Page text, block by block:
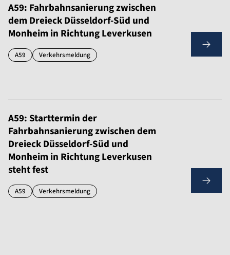
A59: Fahrbahnsanierung zwischen
dem Dreieck Düsseldorf-Süd und
Monheim in Richtung Leverkusen
A59 Verkehrsmeldung
A59: Starttermin der
Fahrbahnsanierung zwischen dem
Dreieck Düsseldorf-Süd und
Monheim in Richtung Leverkusen
steht fest
A59 Verkehrsmeldung